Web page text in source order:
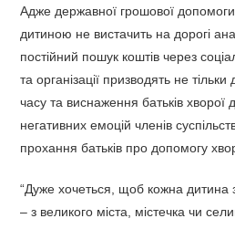
Адже державної грошової
дитиною не вистачить на дорогі
постійний пошук коштів через
та організації призводять не
часу та виснаження батьків хворої
негативних емоцій членів
прохання батьків про допомогу
“Дуже хочеться, щоб кожна дитина
– з великого міста, містечка чи